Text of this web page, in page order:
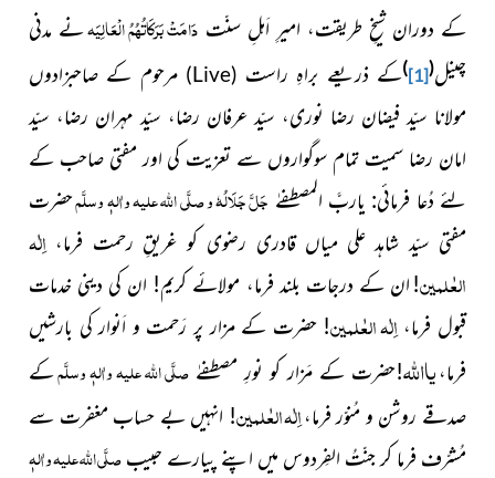
کے دوران شیخِ طریقت، امیرِ اَہلِ سنّت دَامَتْ بَرَکَاتُہُمُ الْعَالِیَہنے مدنی
چینل(
[1]
)کے ذریعے براہِ راست (
Live
) مرحوم کے صاحبزادوں
مولانا سىّد فىضان رضا نورى، سىّد عرفان رضا، سىّد مہران رضا، سىّد
امان رضا سمیت تمام سوگواروں سے تعزىت کی اور مفتی صاحب کے
لئے دُعا فرمائی: ىاربَّ المصطفےٰ جَلَّ جَلَالُہٗ و صلَّی اللہ علیہ واٰلہٖ وسلَّمحضرت
مفتی سىّد شاہد على مىاں قادرى رضوى کو غرىقِ رحمت فرما، اِلٰہ
العٰلمین!ان کے درجات بلند فرما، مولائے کرىم! ان کى دىنى خدمات
قبول فرما، اِلٰہ العٰلمین! حضرت کے مزار پر رَحمت و اَنوار کى بارشىں
فرما،یااللہ!حضرت کے مَزار کو نورِ مصطفےٰ صلَّی اللہ علیہ واٰلہٖ وسلَّمکے
صدقے روشن و مُنوّر فرما،اِلٰہ العٰلمین! انہىں بے حساب مغفرت سے
مُشرّف فرما کر جنّتُ الفِردوس مىں اپنے پىارے حبىبصلَّی اللہ علیہ واٰلہٖ